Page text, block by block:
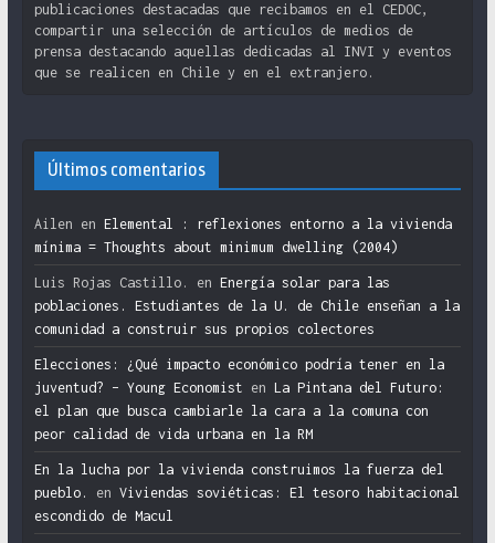
publicaciones destacadas que recibamos en el CEDOC,
compartir una selección de artículos de medios de
prensa destacando aquellas dedicadas al INVI y eventos
que se realicen en Chile y en el extranjero.
Últimos comentarios
Ailen en Elemental : reflexiones entorno a la vivienda
mínima = Thoughts about minimum dwelling (2004)
Luis Rojas Castillo. en Energía solar para las
poblaciones. Estudiantes de la U. de Chile enseñan a la
comunidad a construir sus propios colectores
Elecciones: ¿Qué impacto económico podría tener en la
juventud? – Young Economist en La Pintana del Futuro:
el plan que busca cambiarle la cara a la comuna con
peor calidad de vida urbana en la RM
En la lucha por la vivienda construimos la fuerza del
pueblo.
en Viviendas soviéticas: El tesoro habitacional
escondido de Macul